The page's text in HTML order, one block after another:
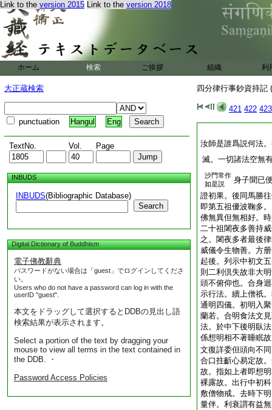
Link to the version 2015 Link to the version 2018
ホーム 検索 ご挨拶 組織 利
大正蔵検索
punctuation Hangul Eng
TextNo. Vol. Page
INBUDS
INBUDS(Bibliographic Database)
Search
Digital Dictionary of Buddhism
電子佛教辭典
パスワードがない場合は「guest」でログインしてくださ
い。
Users who do not have a password can log in with the
userID "guest".
本文をドラッグして選択するとDDBの見出し語
検索結果が表示されます。
Select a portion of the text by dragging your
mouse to view all terms in the text contained in
the DDB. ・
Password Access Policies
四分律行事鈔資持記
421 422 423
汝師是誰爲説何法
滅。一切諸法空無
沙門常作
如是説
身子聞已
證初果。後同馬勝
即第五祖優波鞠多
佛無異但無相好。
二十祖闍夜多善持
之。闍夜多者最後
威儀令生物善。方
起後。列示中初文
則二利倶失故非大
頭不俯仰也。合身
示行法。續上僧祇
通明四儀。初明入
蘭若。合明食法文
法。於中下後明臥
係想明相不著睡眠
文復詳委但頭向不
合口拄齗心易定故
故。指如上者即想
裸露故。出行中初
敷僧物戒。去時下
量伴。利衰謂有益